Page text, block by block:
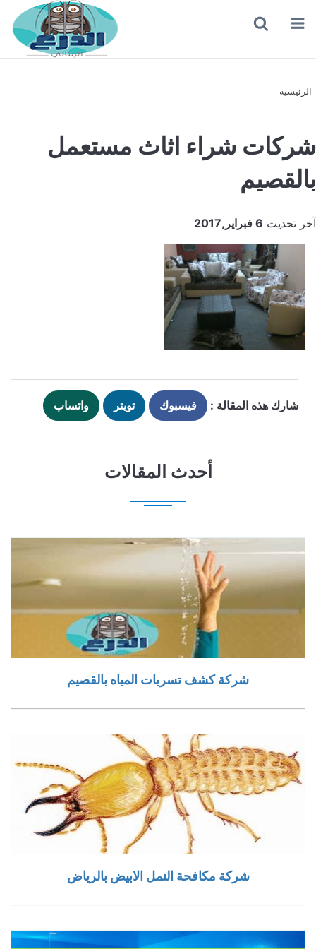
القائمة
الرئيسية
شركات شراء اثاث مستعمل
بالقصيم
آخر تحديث 6 فبراير,2017
شارك هذه المقالة : فيسبوك تويتر واتساب
أحدث المقالات
شركة كشف تسربات المياه بالقصيم
شركة مكافحة النمل الابيض بالرياض